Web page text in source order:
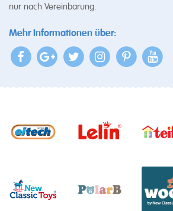
nur nach Vereinbarung.
Mehr Informationen über: